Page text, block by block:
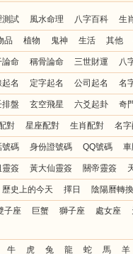
測試 風水命理 八字百科 生
品 植物 鬼神 生活 其他
論命 稱骨論命 三世財運 八
名 定字起名 公司起名 名
排盤 玄空飛星 六爻起卦 奇
對 星座配對 生肖配對 名
號碼 身份證號碼 QQ號碼
靈簽 黃大仙靈簽 關帝靈簽
歷史上的今天 擇日 陰陽曆轉換
子座 巨蟹 獅子座 處女座
牛 虎 兔 龍 蛇 馬 羊